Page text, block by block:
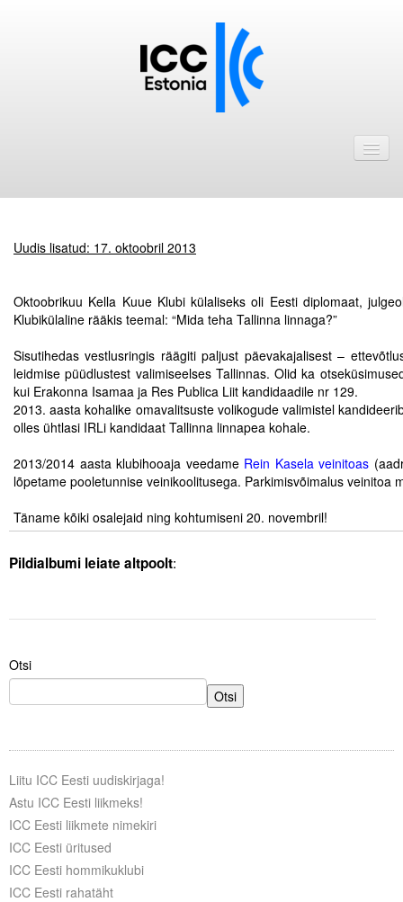
ICC Eesti liikmebaas
Astu ICC Eesti liikmeks!
Kalender
ICC Eesti
Publikatsioonid
Arvamus
Juhendid ja väljaanded
Kontakt
Liitu meililistiga
Oskusteave
Incoterms® 2020
Uudis lisatud: 17. oktoobril 2013
Oktoobrikuu Kella Kuue Klubi külaliseks oli Eesti diplomaat,
Klubikülaline rääkis teemal: “Mida teha Tallinna linnaga?”
Sisutihedas vestlusringis räägiti paljust päevakajalisest –
leidmise püüdlustest valimiseelses Tallinnas. Olid ka
kui Erakonna Isamaa ja Res Publica Liit kandidaadile nr 129.
2013. aasta kohalike omavalitsuste volikogude valimistel
olles ühtlasi IRLi kandidaat Tallinna linnapea kohale.
2013/2014 aasta klubihooaja veedame Rein Kasela veinitoas
lõpetame pooletunnise veinikoolitusega. Parkimisvõimalus veinitoa
Täname kõiki osalejaid ning kohtumiseni 20. novembril!
Pildialbumi leiate altpoolt:
Otsi
Otsi
Liitu ICC Eesti uudiskirjaga!
Astu ICC Eesti liikmeks!
ICC Eesti liikmete nimekiri
ICC Eesti üritused
ICC Eesti hommikuklubi
ICC Eesti rahatäht